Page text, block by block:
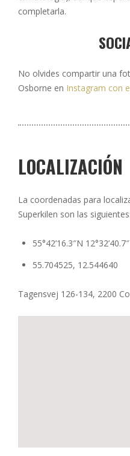
completarla.
No olvides compartir una
Osborne en Instagram con
LOCALIZACIÓN
La coordenadas para
Superkilen son las siguientes:
55°42’16.3″N
55.704525, 12.544640
Tagensvej 126-134, 2200